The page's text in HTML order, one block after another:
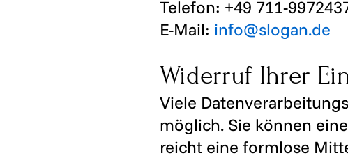
Telefon: +49 711-
E-Mail: info@slogan.de
Widerruf Ihrer
Viele
möglich. Sie können
reicht eine formlose